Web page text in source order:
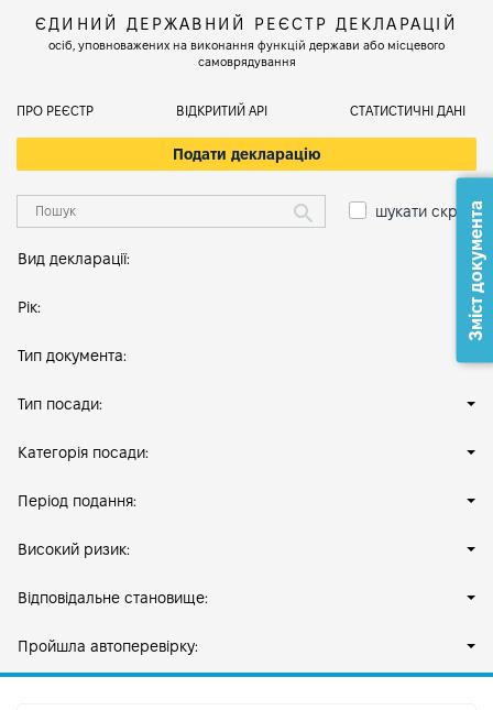
ЄДИНИЙ ДЕРЖАВНИЙ РЕЄСТР ДЕКЛАРАЦІЙ
осіб, уповноважених на виконання функцій держави або місцевого
самоврядування
ПРО РЕЄСТР ВІДКРИТИЙ АРІ СТАТИСТИЧНІ ДАНІ
Подати декларацію
шукати скрізь
Вид декларації:
Рік:
Тип документа:
Тип посади:
Категорія посади:
Період подання:
Високий ризик:
Відповідальне становище:
Пройшла автоперевірку:
Зміст документа